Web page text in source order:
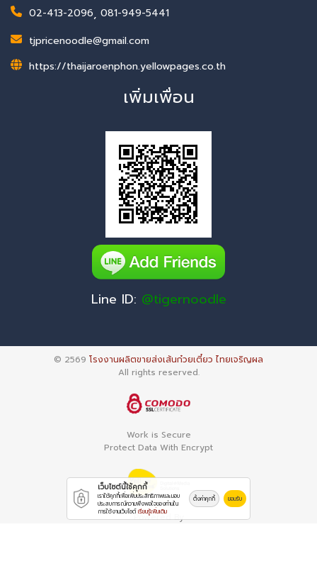
02-413-2096, 081-949-5441
tjpricenoodle@gmail.com
https://thaijaroenphon.yellowpages.co.th
เพิ่มเพื่อน
Line ID: @tigernoodle
© 2569 โรงงานผลิตขายส่งเส้นก๋วยเตี๋ยว ไทยเจริญผล
All rights reserved.
Work is Secure
Protect Data With Encrypt
Powered By
เว็บไซต์นี้ใช้คุกกี้
เราใช้คุกกี้เพื่อเพิ่มประสิทธิภาพและมอบ
ประสบการณ์ความพึงพอใจของท่านใน
การใช้งานเว็บไซต์เรียนรู้เพิ่มเติม
ตั้งค่าคุกกี้ ยอมรับ